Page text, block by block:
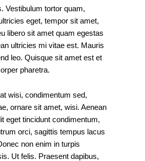
Vestibulum tortor quam,
eget, tempor sit amet,
libero sit amet quam egestas
ultricies mi vitae est. Mauris
leo. Quisque sit amet est et
pharetra.
wisi, condimentum sed,
ornare sit amet, wisi. Aenean
eget tincidunt condimentum,
orci, sagittis tempus lacus
non enim in turpis
Ut felis. Praesent dapibus,